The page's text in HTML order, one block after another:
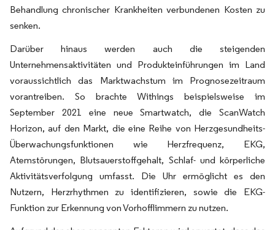
Behandlung chronischer Krankheiten verbundenen Kosten zu
senken.
Darüber hinaus werden auch die steigenden
Unternehmensaktivitäten und Produkteinführungen im Land
voraussichtlich das Marktwachstum im Prognosezeitraum
vorantreiben. So brachte Withings beispielsweise im
September 2021 eine neue Smartwatch, die ScanWatch
Horizon, auf den Markt, die eine Reihe von Herzgesundheits-
Überwachungsfunktionen wie Herzfrequenz, EKG,
Atemstörungen, Blutsauerstoffgehalt, Schlaf- und körperliche
Aktivitätsverfolgung umfasst. Die Uhr ermöglicht es den
Nutzern, Herzrhythmen zu identifizieren, sowie die EKG-
Funktion zur Erkennung von Vorhofflimmern zu nutzen.